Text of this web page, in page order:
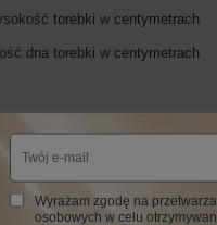
torebki w centymetrach
dna torebki w centymetrach
Zobacz
Wyrażam zgodę na
osobowych w celu